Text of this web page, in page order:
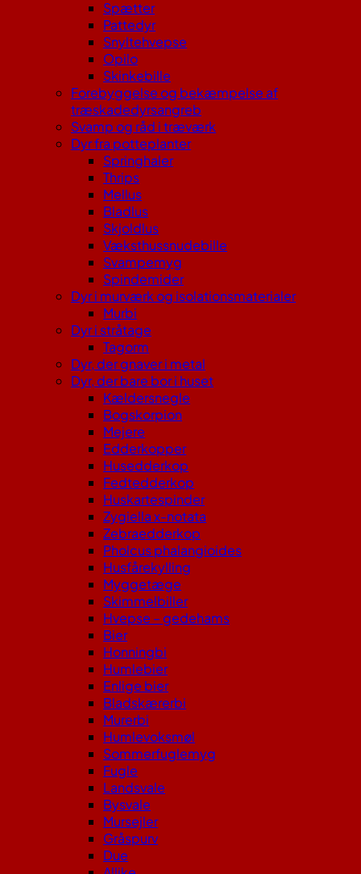
Spætter
Pattedyr
Snyltehvepse
Opilo
Skinkebille
Forebyggelse og bekæmpelse af
træskadedyrsangreb
Svamp og råd i træværk
Dyr fra potteplanter
Springhaler
Thrips
Mellus
Bladlus
Skjoldlus
Væksthussnudebille
Svampemyg
Spindemider
Dyr i murværk og isolationsmaterialer
Murbi
Dyr i stråtage
Tagorm
Dyr, der gnaver i metal
Dyr, der bare bor i huset
Kældersnegle
Bogskorpion
Mejere
Edderkopper
Husedderkop
Fedtedderkop
Huskartespinder
Zygiella x-notata
Zebraedderkop
Pholcus phalangioides
Husfårekylling
Myggetæge
Skimmelbiller
Hvepse – gedehams
Bier
Honningbi
Humlebier
Enlige bier
Bladskærerbi
Murerbi
Humlevoksmøl
Sommerfuglemyg
Fugle
Landsvale
Bysvale
Mursejler
Gråspurv
Due